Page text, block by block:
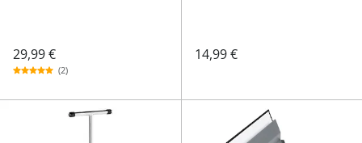
29,99 €
(2)
14,99 €